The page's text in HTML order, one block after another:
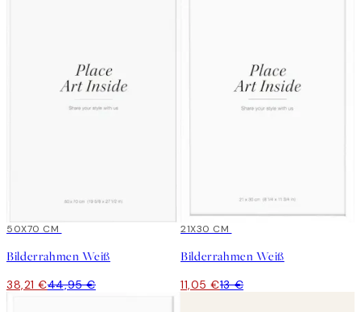
15%*
50X70 CM
Bilderrahmen Weiß
38,21 €44,95 €
15%*
21X30 CM
Bilderrahmen Weiß
11,05 €13 €